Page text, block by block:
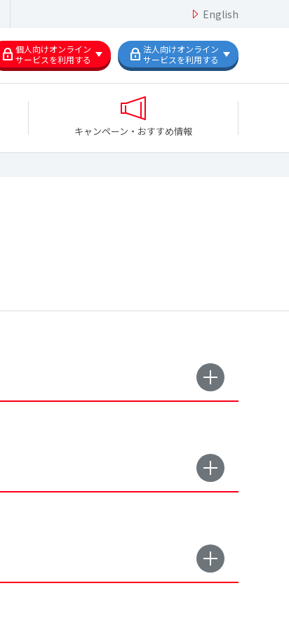
English
個人向けオンライン
サービスを利用する
法人向けオンライン
サービスを利用する
キャンペーン・おすすめ情報